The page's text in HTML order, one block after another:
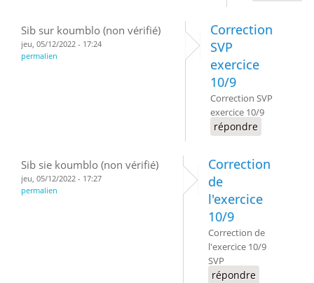
Sib sur koumblo (non vérifié)
jeu, 05/12/2022 - 17:24
permalien
Correction
SVP
exercice
10/9
Correction SVP
exercice 10/9
répondre
Sib sie koumblo (non vérifié)
jeu, 05/12/2022 - 17:27
permalien
Correction
de
l'exercice
10/9
Correction de
l'exercice 10/9
SVP
répondre